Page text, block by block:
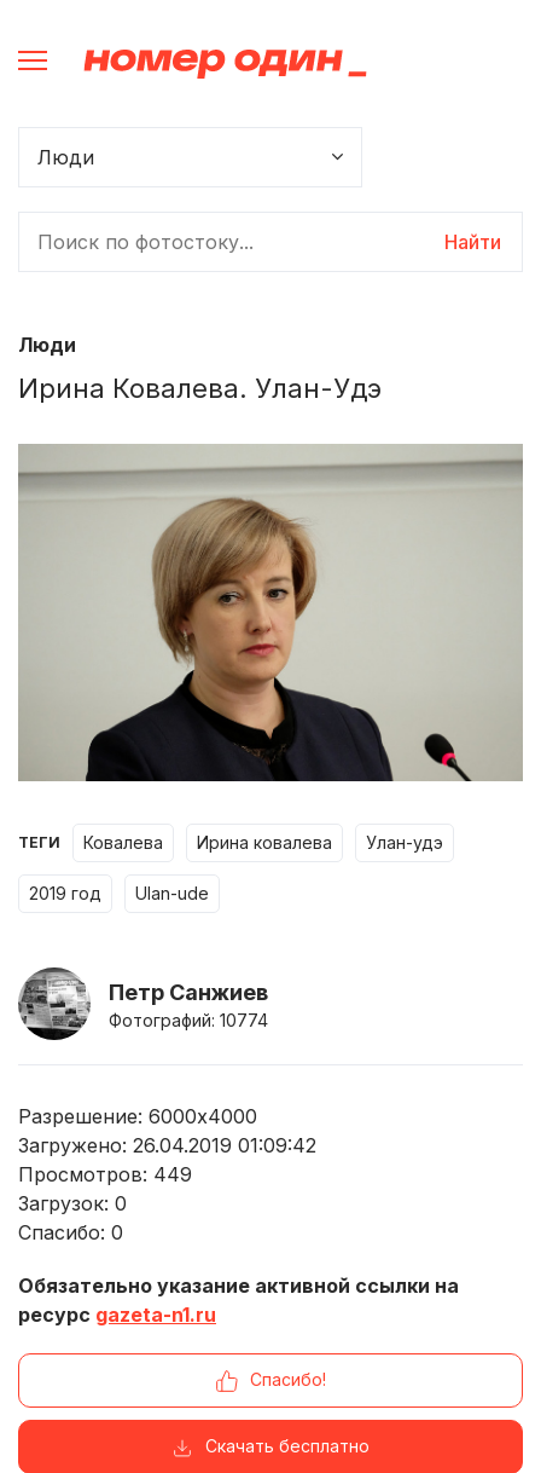
Найти
Люди
Ирина Ковалева. Улан-Удэ
ТЕГИ ковалева ирина ковалева улан-удэ
2019 год ulan-ude
Петр Санжиев
Фотографий: 10774
Разрешение: 6000x4000
Загружено: 26.04.2019 01:09:42
Просмотров: 449
Загрузок: 0
Спасибо: 0
Обязательно указание активной ссылки на
ресурс gazeta-n1.ru
Спасибо!
Скачать бесплатно